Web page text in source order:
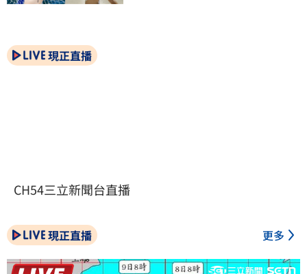
現正直播
CH54三立新聞台直播
現正直播 更多